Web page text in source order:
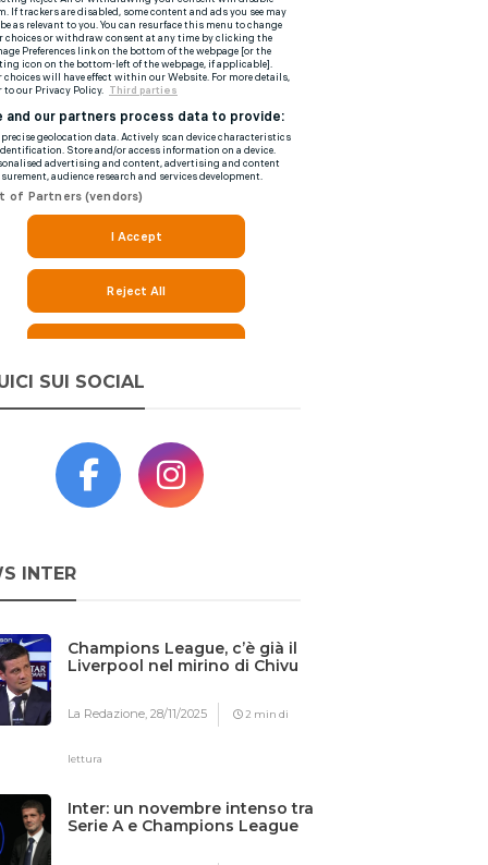
SUI SOCIAL
INTER
Champions League, c’è già il
Liverpool nel mirino di Chivu
La Redazione,28/11/2025 2 min di
lettura
Inter: un novembre intenso tra
Serie A e Champions League